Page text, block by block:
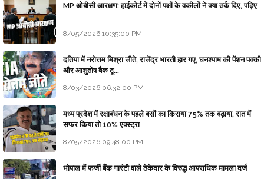
MP ओबीसी आरक्षण: हाईकोर्ट में दोनों पक्षों के वकीलों ने क्या तर्क दिए, पढ़िए
8/05/2026 10:35:00 PM
दतिया में नरोत्तम मिश्रा जीते, राजेंद्र भारती हार गए, घनश्याम की पेंशन पक्की
और आशुतोष बैक टू...
8/03/2026 06:32:00 PM
मध्य प्रदेश में रक्षाबंधन के पहले बसों का किराया 75% तक बढ़ाया, रात में
सफर किया तो 10% एक्स्ट्रा
8/05/2026 09:48:00 PM
भोपाल में फर्जी बैंक गारंटी वाले ठेकेदार के विरुद्ध आपराधिक मामला दर्ज